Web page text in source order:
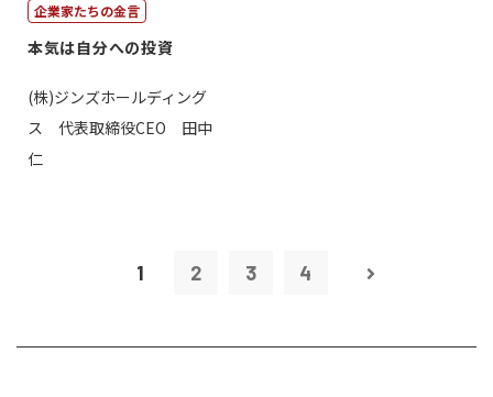
企業家たちの金言
本気は自分への投資
(株)ジンズホールディング
ス 代表取締役CEO 田中
仁
1 2 3 4